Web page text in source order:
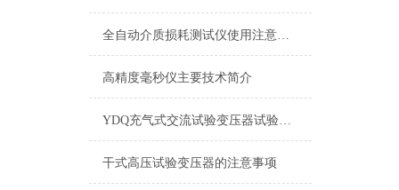
全自动介质损耗测试仪使用注意事项
高精度毫秒仪主要技术简介
YDQ充气式交流试验变压器试验注意事项
干式高压试验变压器的注意事项